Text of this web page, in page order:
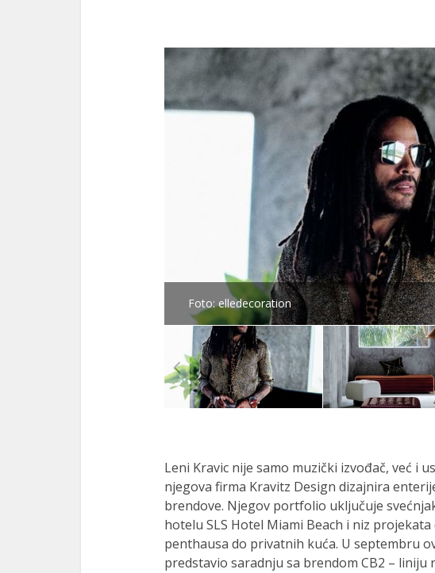
Foto: elledecoration
Leni Kravic nije samo muzički izvođač, već i
njegova firma Kravitz Design dizajnira
brendove. Njegov portfolio uključuje
hotelu SLS Hotel Miami Beach i niz
penthausa do privatnih kuća. U septembru
predstavio saradnju sa brendom CB2 – liniju